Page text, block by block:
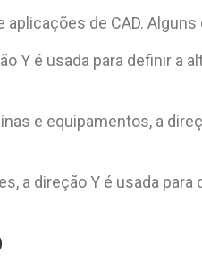
de CAD.
Y é usada para definir a
e equipamentos, a
a direção Y é usada